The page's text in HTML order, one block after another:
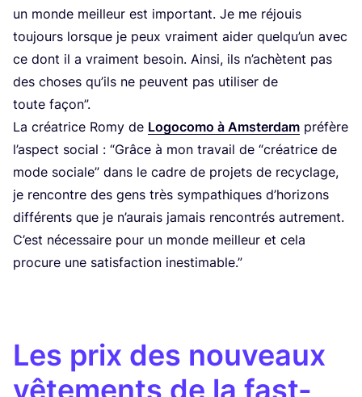
un monde meilleur est impor­tant. Je me réjouis
tou­jours lorsque je peux vrai­ment aider quel­qu’un avec
ce dont il a vrai­ment besoin. Ain­si, ils n’a­chètent pas
des choses qu’ils ne peuvent pas uti­li­ser de
toute façon”.
La créa­trice Romy de Logo­co­mo à Amster­dam pré­fère
l’as­pect social : “Grâce à mon tra­vail de “créa­trice de
mode sociale” dans le cadre de pro­jets de recy­clage,
je ren­contre des gens très sym­pa­thiques d’ho­ri­zons
dif­fé­rents que je n’au­rais jamais ren­con­trés autre­ment.
C’est néces­saire pour un monde meilleur et cela
pro­cure une satis­fac­tion inestimable.”
Les prix des nouveaux
vêtements de la fast-